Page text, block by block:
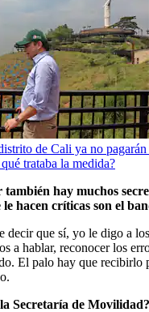
de Cali ya no
trataba la medida?
también hay muchos
le hacen críticas son el
decir que sí, yo le digo a
a hablar, reconocer los
El palo hay que recibirlo
Secretaría de Movilidad?